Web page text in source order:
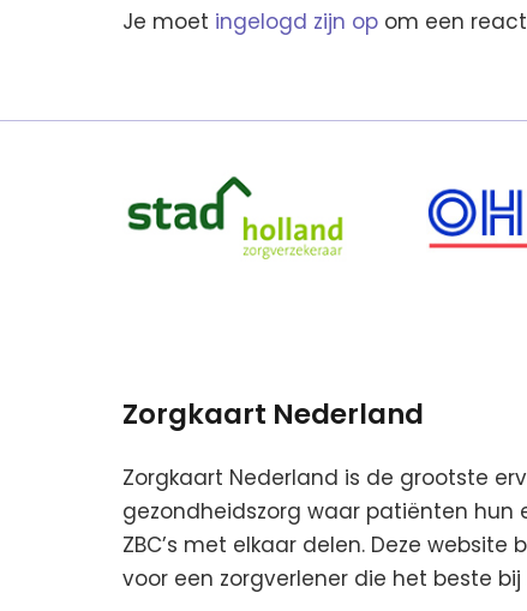
Je moet ingelogd zijn op om een
Zorgkaart Nederland
Zorgkaart Nederland is de grootste
gezondheidszorg waar patiënten hun
ZBC’s met elkaar delen. Deze
voor een zorgverlener die het beste